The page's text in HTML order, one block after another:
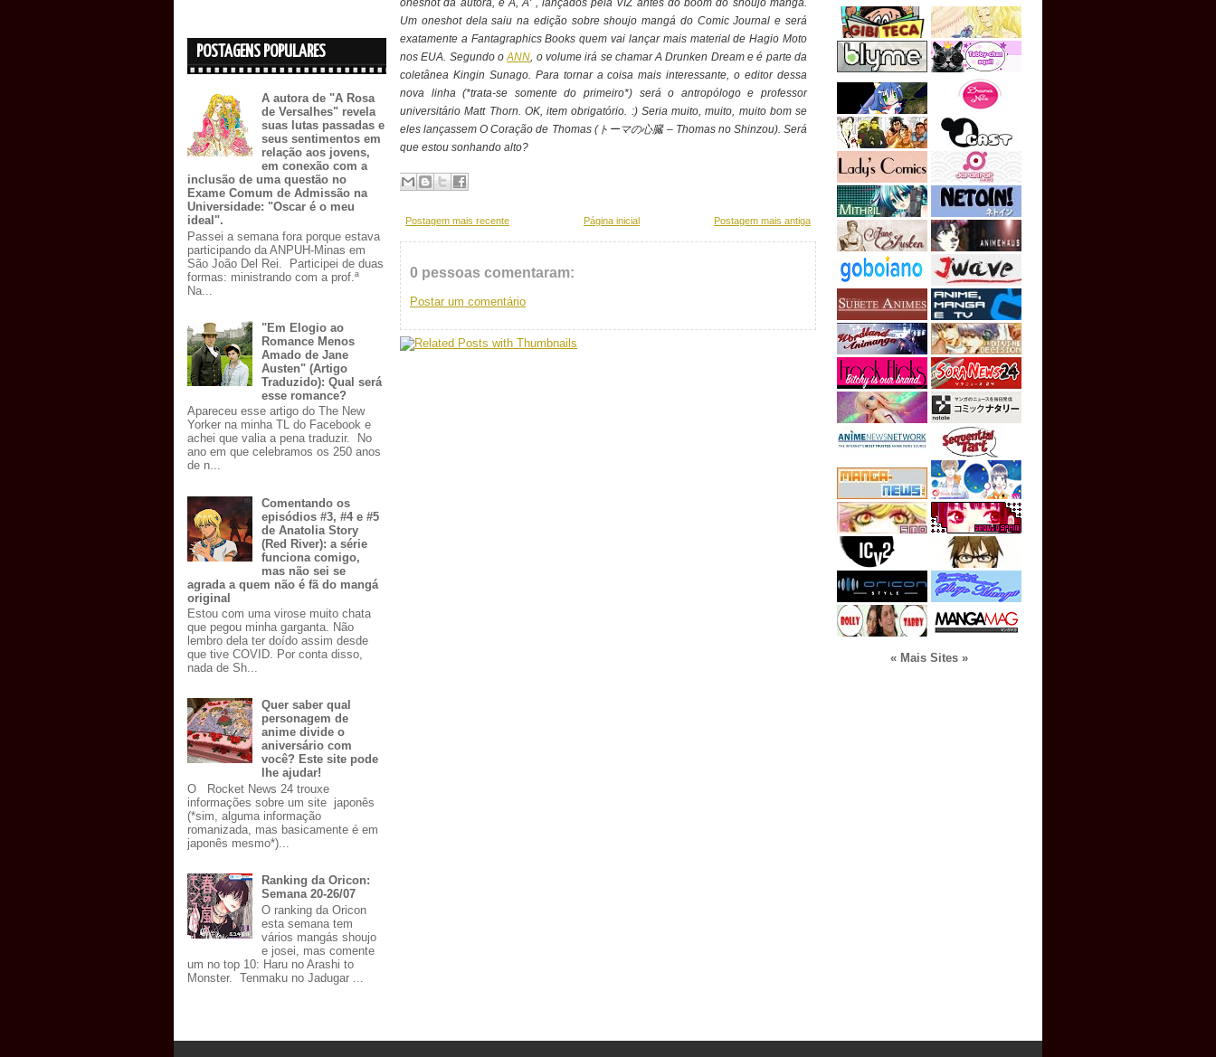
POSTAGENS POPULARES
A autora de "A Rosa
de Versalhes" revela
suas lutas passadas e
seus sentimentos em
relação aos jovens,
em conexão com a
inclusão de uma questão no
Exame Comum de Admissão na
Universidade: "Oscar é o meu
ideal".
Passei a semana fora porque estava
participando da ANPUH-Minas em
São João Del Rei. Participei de duas
formas: ministrando com a prof.ª
Na...
"Em Elogio ao
Romance Menos
Amado de Jane
Austen" (Artigo
Traduzido): Qual será
esse romance?
Apareceu esse artigo do The New
Yorker na minha TL do Facebook e
achei que valia a pena traduzir. No
ano em que celebramos os 250 anos
de n...
Comentando os
episódios #3, #4 e #5
de Anatolia Story
(Red River): a série
funciona comigo,
mas não sei se
agrada a quem não é fã do mangá
original
Estou com uma virose muito chata
que pegou minha garganta. Não
lembro dela ter doído assim desde
que tive COVID. Por conta disso,
nada de Sh...
Quer saber qual
personagem de
anime divide o
aniversário com
você? Este site pode
lhe ajudar!
O Rocket News 24 trouxe
informações sobre um site japonês
(*sim, alguma informação
romanizada, mas basicamente é em
japonês mesmo*)...
Ranking da Oricon:
Semana 20-26/07
O ranking da Oricon
esta semana tem
vários mangás shoujo
e josei, mas comente
um no top 10: Haru no Arashi to
Monster. Tenmaku no Jadugar ...
oneshot da autora, e A, A' , lançados pela VIZ antes do boom do shoujo mangá.
Um oneshot dela saiu na edição sobre shoujo mangá do Comic Journal e será
exatamente a Fantagraphics Books quem vai lançar mais material de Hagio Moto
nos EUA. Segundo oANN, o volume irá se chamar A Drunken Dream e é parte da
coletânea Kingin Sunago. Para tornar a coisa mais interessante, o editor dessa
nova linha (*trata-se somente do primeiro*) será o antropólogo e professor
universitário Matt Thorn. OK, item obrigatório. :) Seria muito, muito, muito bom se
eles lançassem O Coração de Thomas (トーマの心臓 – Thomas no Shinzou). Será
que estou sonhando alto?
Postagem mais recente Postagem mais antiga
Página inicial
0 pessoas comentaram:
Postar um comentário
« Mais Sites »